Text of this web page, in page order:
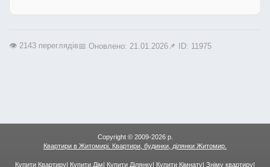
👁️ 2143 переглядів📅 Оновлено: 21.01.2026📌 ID: 11975
Copyright © 2009-2026 р.
Квартири в Житомирі. Квартири, будинки, ділянки Житомир.
Купити Квартиру| Купити Дім| Купити Ділянку| Купити Кімнату| Зніму квартиру|